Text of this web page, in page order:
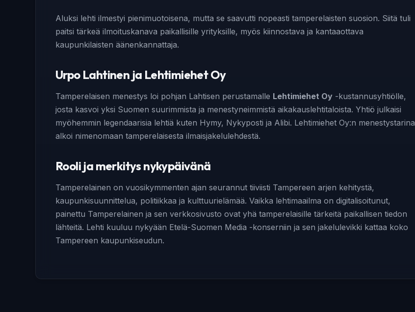
Aluksi lehti ilmestyi pienimuotoisena, mutta se saavutti nopeasti tamperelaisten suosion. Siitä tuli
paitsi tärkeä ilmoituskanava paikallisille yrityksille, myös kiinnostava ja kantaaottava
kaupunkilaisten äänenkannattaja.
Urpo Lahtinen ja Lehtimiehet Oy
Tamperelaisen menestys loi pohjan Lahtisen perustamalle Lehtimiehet Oy -kustannusyhtiölle,
josta kasvoi yksi Suomen suurimmista ja menestyneimmistä aikakauslehtitaloista. Yhtiö julkaisi
myöhemmin legendaarisia lehtiä kuten Hymy, Nykyposti ja Alibi. Lehtimiehet Oy:n menestystarina
alkoi nimenomaan tamperelaisesta ilmaisjakelulehdestä.
Rooli ja merkitys nykypäivänä
Tamperelainen on vuosikymmenten ajan seurannut tiiviisti Tampereen arjen kehitystä,
kaupunkisuunnittelua, politiikkaa ja kulttuurielämää. Vaikka lehtimaailma on digitalisoitunut,
painettu Tamperelainen ja sen verkkosivusto ovat yhä tamperelaisille tärkeitä paikallisen tiedon
lähteitä. Lehti kuuluu nykyään Etelä-Suomen Media -konserniin ja sen jakelulevikki kattaa koko
Tampereen kaupunkiseudun.